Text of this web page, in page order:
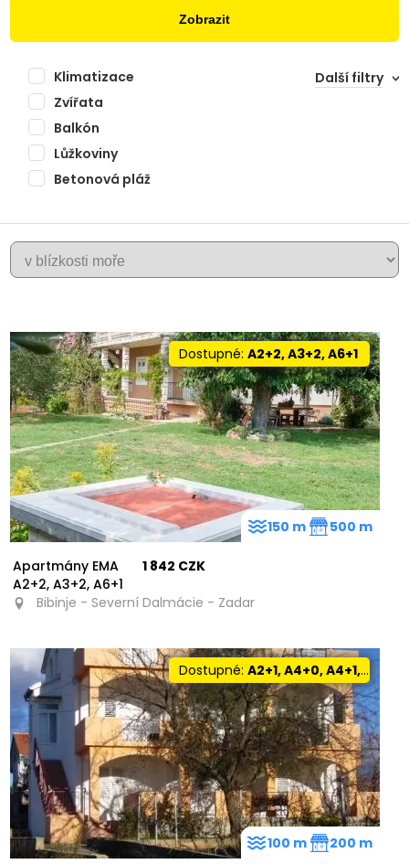
Zobrazit
Klimatizace
Zvířata
Balkón
Lůžkoviny
Betonová pláž
Další filtry
ZADAR
Dostupné: A2+2, A3+2, A6+1
Apartmány EMA
A2+2, A3+2, A6+1
1 842 CZK
Bibinje - Severní Dalmácie - Zadar
150 m 500 m
Dostupné: A2+1, A4+0, A4+1, A5+0
100 m 200 m